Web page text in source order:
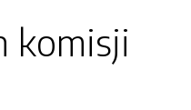
komisji